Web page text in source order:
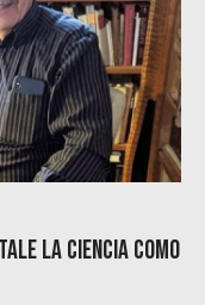
la ciencia como